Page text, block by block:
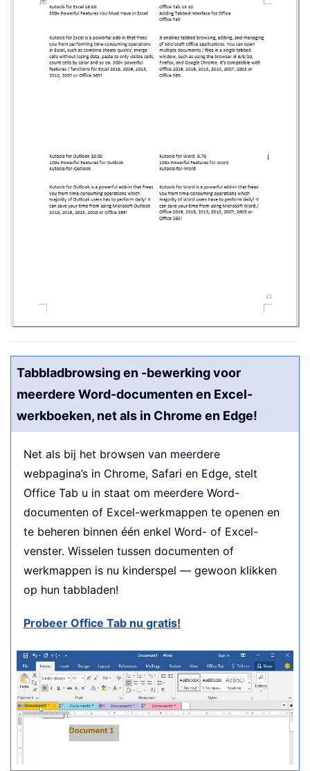
Tabbladbrowsing en -bewerking voor
meerdere Word-documenten en Excel-
werkboeken, net als in Chrome en Edge!
Net als bij het browsen van meerdere
webpagina’s in Chrome, Safari en Edge, stelt
Office Tab u in staat om meerdere Word-
documenten of Excel-werkmappen te openen en
te beheren binnen één enkel Word- of Excel-
venster. Wisselen tussen documenten of
werkmappen is nu kinderspel — gewoon klikken
op hun tabbladen!
Probeer Office Tab nu gratis!